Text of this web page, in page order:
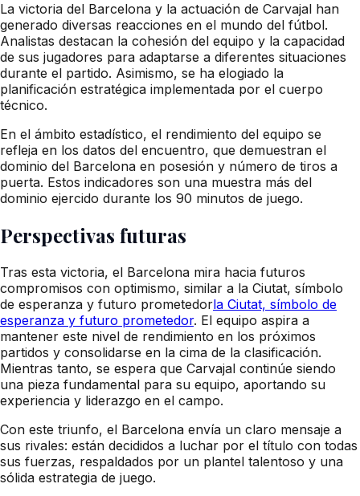
La victoria del Barcelona y la actuación de Carvajal han
generado diversas reacciones en el mundo del fútbol.
Analistas destacan la cohesión del equipo y la capacidad
de sus jugadores para adaptarse a diferentes situaciones
durante el partido. Asimismo, se ha elogiado la
planificación estratégica implementada por el cuerpo
técnico.
En el ámbito estadístico, el rendimiento del equipo se
refleja en los datos del encuentro, que demuestran el
dominio del Barcelona en posesión y número de tiros a
puerta. Estos indicadores son una muestra más del
dominio ejercido durante los 90 minutos de juego.
Perspectivas futuras
Tras esta victoria, el Barcelona mira hacia futuros
compromisos con optimismo, similar a la Ciutat, símbolo
de esperanza y futuro prometedorla Ciutat, símbolo de
esperanza y futuro prometedor. El equipo aspira a
mantener este nivel de rendimiento en los próximos
partidos y consolidarse en la cima de la clasificación.
Mientras tanto, se espera que Carvajal continúe siendo
una pieza fundamental para su equipo, aportando su
experiencia y liderazgo en el campo.
Con este triunfo, el Barcelona envía un claro mensaje a
sus rivales: están decididos a luchar por el título con todas
sus fuerzas, respaldados por un plantel talentoso y una
sólida estrategia de juego.